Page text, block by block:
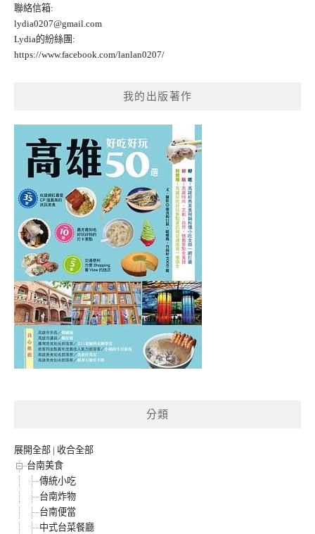
聯絡信箱:
lydia0207@gmail.com
Lydia的紛絲團:
https://www.facebook.com/lanlan0207/
我的出版著作
分類
展開全部 | 收合全部
台南美食
傳統小吃
台南炸物
台南便當
中式台菜餐廳